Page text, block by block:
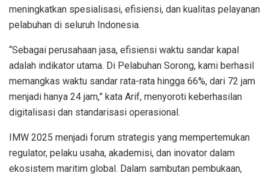
meningkatkan spesialisasi, efisiensi, dan kualitas pelayanan
pelabuhan di seluruh Indonesia.
“Sebagai perusahaan jasa, efisiensi waktu sandar kapal
adalah indikator utama. Di Pelabuhan Sorong, kami berhasil
memangkas waktu sandar rata-rata hingga 66%, dari 72 jam
menjadi hanya 24 jam,” kata Arif, menyoroti keberhasilan
digitalisasi dan standarisasi operasional.
IMW 2025 menjadi forum strategis yang mempertemukan
regulator, pelaku usaha, akademisi, dan inovator dalam
ekosistem maritim global. Dalam sambutan pembukaan,